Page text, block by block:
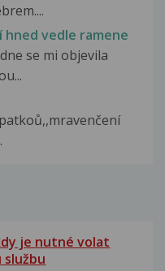
vedle ramene
se mi objevila
je nutné volat
službu